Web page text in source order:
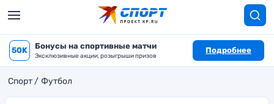
50K Бонусы на спортивные матчи
Эксклюзивные акции, розыгрыши призов
Подробнее
Спорт Футбол